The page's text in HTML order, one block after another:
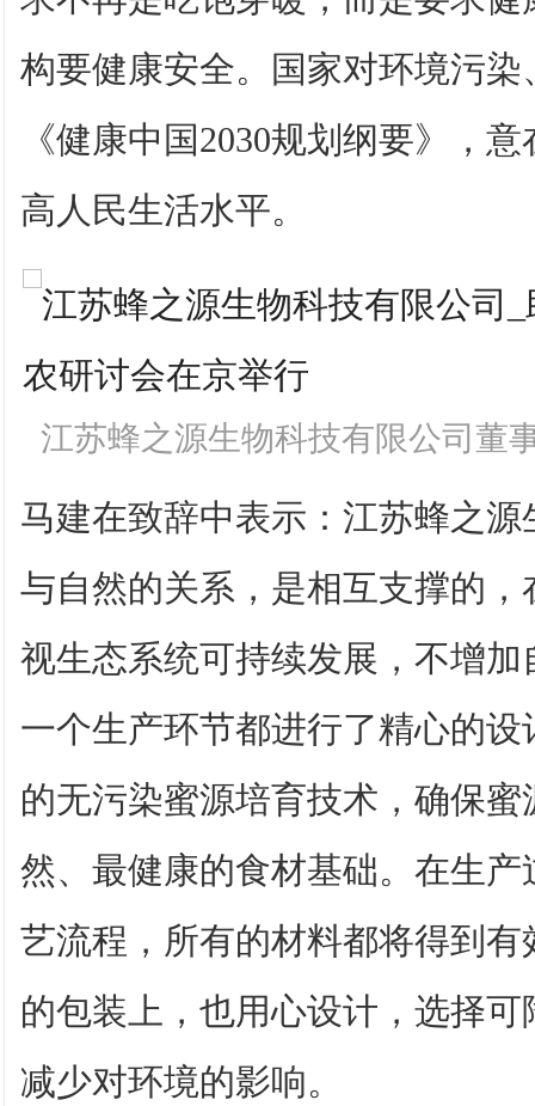
构要健康安全。国家对环境污
《健康中国2030规划纲要》，
高人民生活水平。
江苏蜂之源生物科技有限公司董
马建在致辞中表示：江苏蜂之
与自然的关系，是相互支撑的
视生态系统可持续发展，不增
一个生产环节都进行了精心的
的无污染蜜源培育技术，确保
然、最健康的食材基础。在生
艺流程，所有的材料都将得到
的包装上，也用心设计，选择
减少对环境的影响。